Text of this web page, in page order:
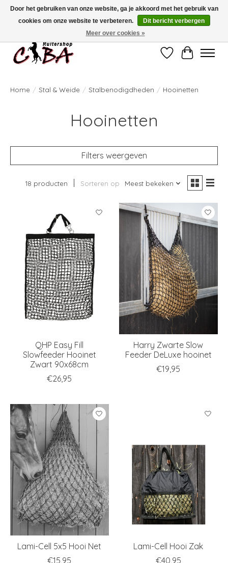
Bij vragen kan u ons contacteren op het nummer 011/60.67.34 ofciba@skynet.be
Ambachtstraat 22 A, 3530 Helchteren
Verlanglijst
Home / Stal & Weide / Stalbenodigdheden / Hooinetten
Hooinetten
Filters weergeven
18 producten Sorteren op Meest bekeken
QHP Easy Fill
Slowfeeder Hooinet
Zwart 90x68cm
€26,95
Harry Zwarte Slow
Feeder DeLuxe hooinet
€19,95
Lami-Cell 5x5 Hooi Net
€15,95
Lami-Cell Hooi Zak
€40,95
Door het gebruiken van onze website, ga je akkoord met het gebruik van
cookies om onze website te verbeteren.
Dit bericht verbergen
Meer over cookies »